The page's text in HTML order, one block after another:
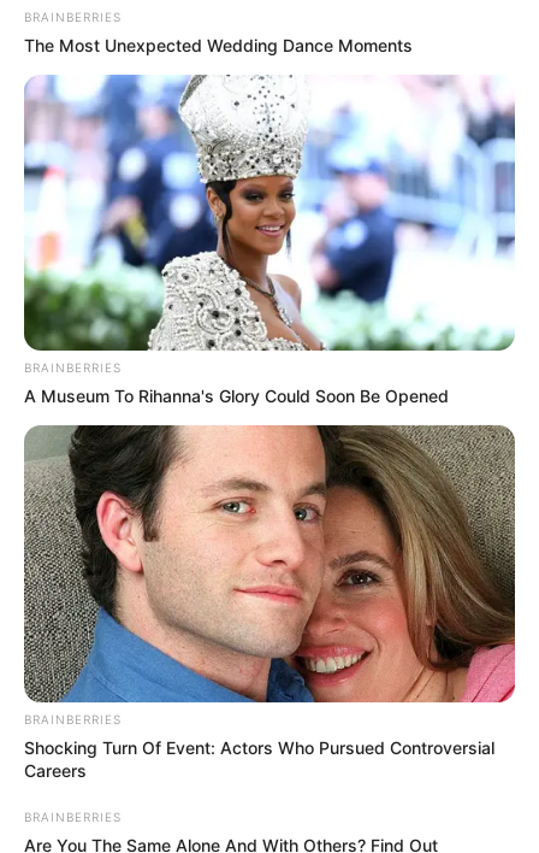
BRAINBERRIES
The Most Unexpected Wedding Dance Moments
BRAINBERRIES
A Museum To Rihanna's Glory Could Soon Be Opened
BRAINBERRIES
Shocking Turn Of Event: Actors Who Pursued Controversial
Careers
BRAINBERRIES
Are You The Same Alone And With Others? Find Out